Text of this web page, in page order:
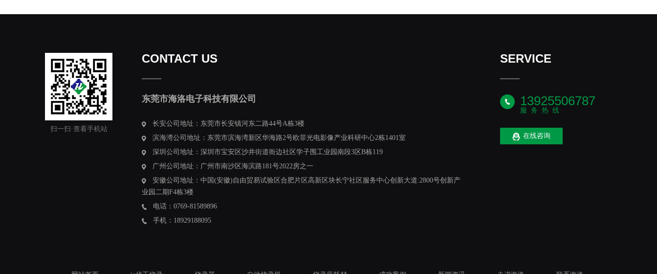
扫一扫·查看手机站
CONTACT US
东莞市海洛电子科技有限公司
长安公司地址：东莞市长安镇河东二路44号A栋3楼
滨海湾公司地址：东莞市滨海湾新区华海路2号欧菲光电影像产业科研中心2栋1401室
深圳公司地址：深圳市宝安区沙井街道衙边社区学子围工业园南段3区B栋119
广州公司地址：广州市南沙区海滨路181号2022房之一
安徽公司地址：中国(安徽)自由贸易试验区合肥片区高新区块长宁社区服务中心创新大道:2800号创新产
业园二期F4栋3楼
电话：0769-81589896
手机：18929188095
SERVICE
13925506787
服务热线
在线咨询